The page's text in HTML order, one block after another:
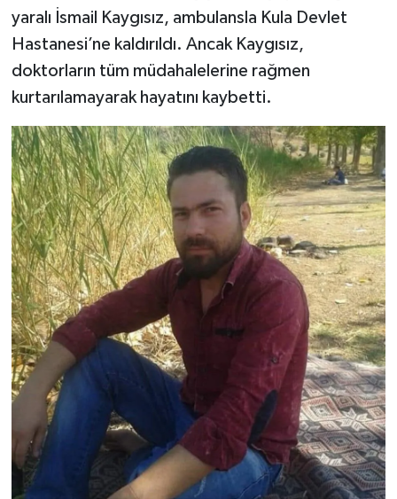
yaralı İsmail Kaygısız, ambulansla Kula Devlet
Hastanesi’ne kaldırıldı. Ancak Kaygısız,
doktorların tüm müdahalelerine rağmen
kurtarılamayarak hayatını kaybetti.